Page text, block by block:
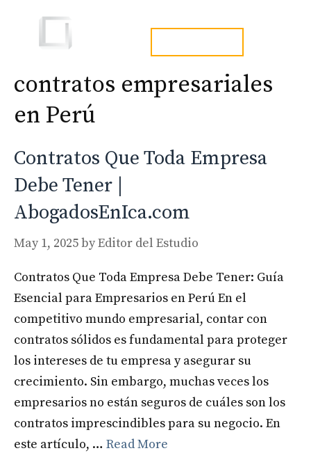
content
contratos empresariales
en Perú
Contratos Que Toda Empresa
Debe Tener |
AbogadosEnIca.com
May 1, 2025byEditor del Estudio
Contratos Que Toda Empresa Debe Tener: Guía
Esencial para Empresarios en Perú En el
competitivo mundo empresarial, contar con
contratos sólidos es fundamental para proteger
los intereses de tu empresa y asegurar su
crecimiento. Sin embargo, muchas veces los
empresarios no están seguros de cuáles son los
contratos imprescindibles para su negocio. En
este artículo, … Read More